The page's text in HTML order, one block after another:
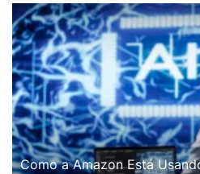
Como a Amazon Está